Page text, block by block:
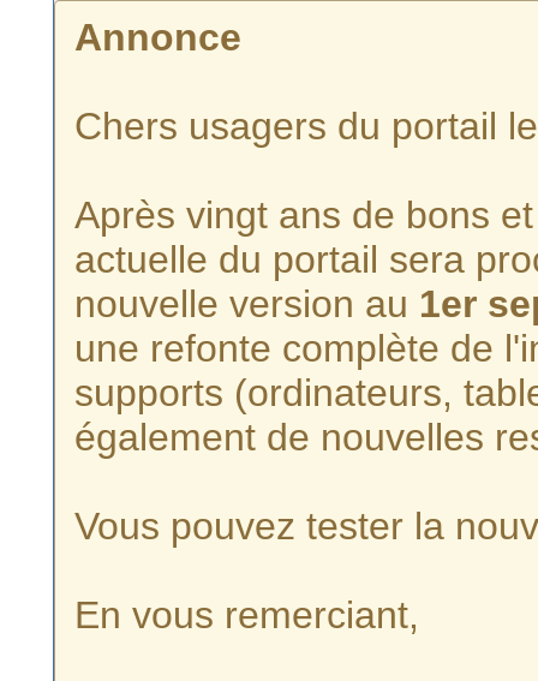
Annonce
Chers usagers du portail
Après vingt ans de bons
actuelle du portail sera
nouvelle version au 1er
une refonte complète de
supports (ordinateurs,
également de nouvelles
Vous pouvez tester la
En vous remerciant,